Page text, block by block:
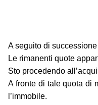
A seguito di
Le rimanenti quote
Sto procedendo
A fronte di tale quota di
l’immobile.